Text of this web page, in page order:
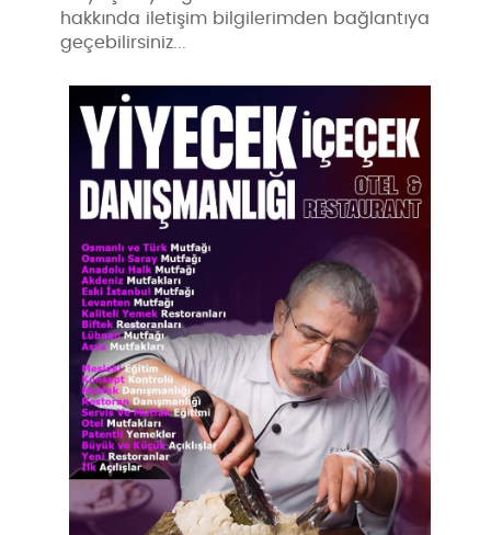
hakkında iletişim bilgilerimden bağlantıya
geçebilirsiniz...